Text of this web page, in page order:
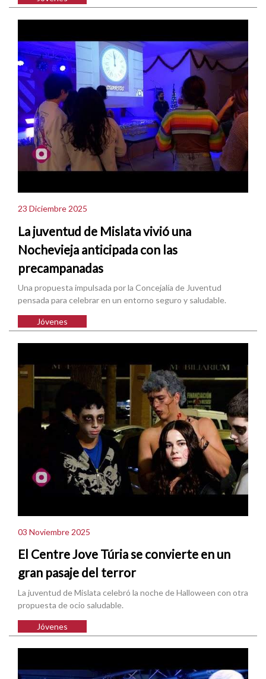
23 Diciembre 2025
La juventud de Mislata vivió una
Nochevieja anticipada con las
precampanadas
Una propuesta impulsada por la Concejalía de Juventud
pensada para celebrar en un entorno seguro y saludable.
Jóvenes
03 Noviembre 2025
El Centre Jove Túria se convierte en un
gran pasaje del terror
La juventud de Mislata celebró la noche de Halloween con otra
propuesta de ocio saludable.
Jóvenes